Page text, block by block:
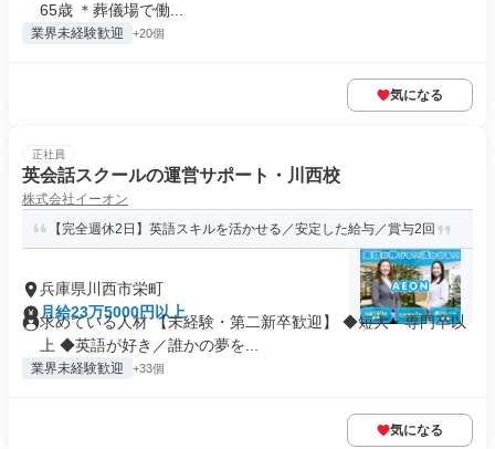
65歳 ＊葬儀場で働...
業界未経験歓迎 +20個
気になる
正社員
英会話スクールの運営サポート・川西校
株式会社イーオン
【完全週休2日】英語スキルを活かせる／安定した給与／賞与2回
兵庫県川西市栄町
月給23万5000円以上
求めている人材 【未経験・第二新卒歓迎】 ◆短大・専門卒以
上 ◆英語が好き／誰かの夢を...
業界未経験歓迎 +33個
気になる